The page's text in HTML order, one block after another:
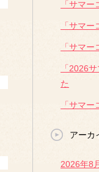
「サマ
「サマ
「サマ
「2026
た
「サマ
アーカ
2026年8